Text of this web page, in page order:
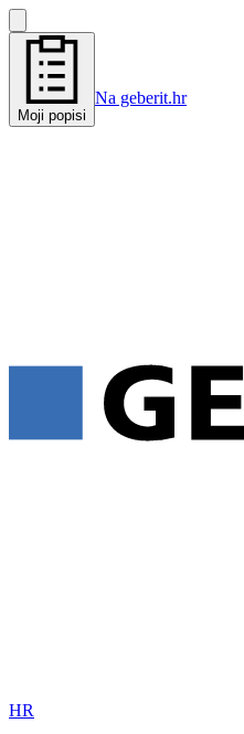
Moji popisi
Na geberit.hr
HR